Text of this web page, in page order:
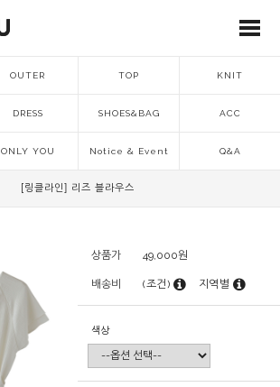
OUTER TOP KNIT
DRESS SHOES&BAG ACC
ONLY YOU Notice & Event Q&A
[링클라인] 리즈 블라우스
상품가 49,000원
배송비 (조건) 지역별
색상